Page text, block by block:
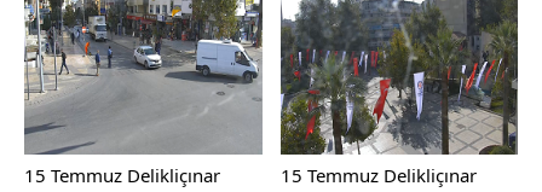
15 Temmuz Delikliçınar
15 Temmuz Delikliçınar